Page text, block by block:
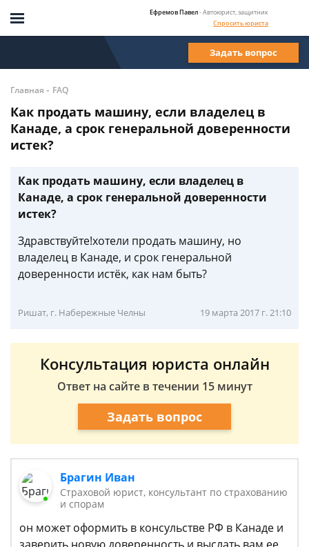
Ефремов Павел- Автоюрист, защитник
Спросить юриста
Задать вопрос
Главная - FAQ
Как продать машину, если владелец в
Канаде, а срок генеральной доверенности
истек?
Как продать машину, если владелец в
Канаде, а срок генеральной доверенности
истек?
Здравствуйте!хотели продать машину, но
владелец в Канаде, и срок генеральной
доверенности истёк, как нам быть?
Ришат, г. Набережные Челны 19 марта 2017 г. 21:10
Консультация юриста онлайн
Ответ на сайте в течении 15 минут
Задать вопрос
Брагин Иван
Страховой юрист, консультант по страхованию
и спорам
он может оформить в консульстве РФ в Канаде и